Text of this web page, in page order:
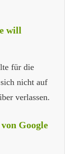
will
für die
nicht auf
verlassen.
Google